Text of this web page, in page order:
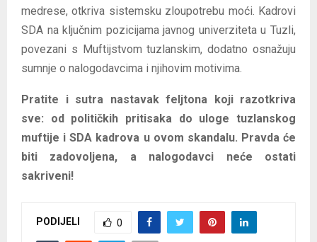
medrese, otkriva sistemsku zloupotrebu moći. Kadrovi
SDA na ključnim pozicijama javnog univerziteta u Tuzli,
povezani s Muftijstvom tuzlanskim, dodatno osnažuju
sumnje o nalogodavcima i njihovim motivima.
Pratite i sutra nastavak feljtona koji razotkriva
sve: od političkih pritisaka do uloge tuzlanskog
muftije i SDA kadrova u ovom skandalu. Pravda će
biti zadovoljena, a nalogodavci neće ostati
sakriveni!
PODIJELI 0